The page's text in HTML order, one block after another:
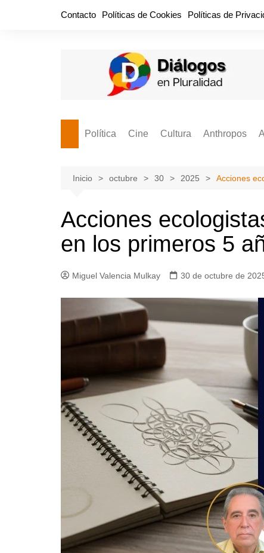
Contacto Políticas de Cookies Políticas de
Política
Cabos Sueltos
Disruptor
Espacio Ciudadano
El Cardenche
Guerra de Encuestas
Línea Dura
Sin rodeos
Valor Público
Cine
FILMOGRAFÍAS
Cultura
Crónica
Libros
Valor Público
Poesía
Anthropos
Estadística
Hemeródromo
Líderes
Pedagogía
Tilde y tinta
Ya regresé
Inicio octubre 30 2025 Acciones
Acciones
en los primeros 5
Miguel Valencia Mulkay 30 de octubre de